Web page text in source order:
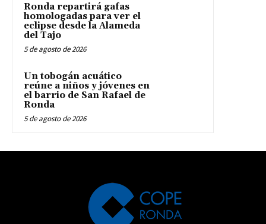
Ronda repartirá gafas
homologadas para ver el
eclipse desde la Alameda
del Tajo
5 de agosto de 2026
Un tobogán acuático
reúne a niños y jóvenes en
el barrio de San Rafael de
Ronda
5 de agosto de 2026